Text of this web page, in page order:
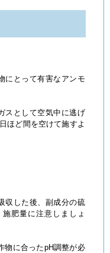
にとって有害なアンモ
スとして空気中に逃げ
ほど間を空けて施すよ
収した後、副成分の硫
肥量に注意しましょ
物に合ったpH調整が必